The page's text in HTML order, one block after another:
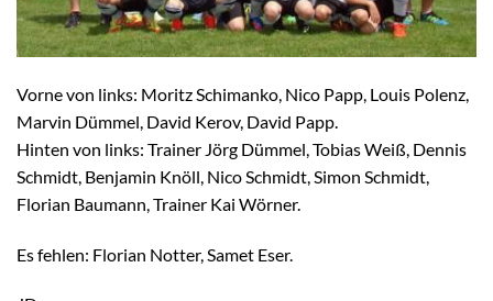
Vorne von links: Moritz Schimanko, Nico Papp, Louis Polenz,
Marvin Dümmel, David Kerov, David Papp.
Hinten von links: Trainer Jörg Dümmel, Tobias Weiß, Dennis
Schmidt, Benjamin Knöll, Nico Schmidt, Simon Schmidt,
Florian Baumann, Trainer Kai Wörner.
Es fehlen: Florian Notter, Samet Eser.